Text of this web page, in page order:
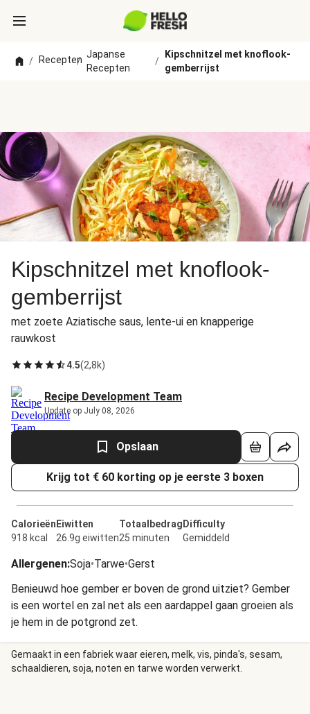
/ Recepten
/
Japanse
Recepten
/
Kipschnitzel met knoflook-
gemberrijst
Kipschnitzel met knoflook-
gemberrijst
met zoete Aziatische saus, lente-ui en knapperige
rauwkost
4.5(2,8k)
Recipe Development Team
Update op July 08, 2026
Opslaan
Krijg tot € 60 korting op je eerste 3 boxen
Calorieën
918 kcal
Eiwitten
26.9g eiwitten
Totaalbedrag
25 minuten
Difficulty
Gemiddeld
Allergenen:Soja•Tarwe•Gerst
Benieuwd hoe gember er boven de grond uitziet? Gember
is een wortel en zal net als een aardappel gaan groeien als
je hem in de potgrond zet.
Gemaakt in een fabriek waar eieren, melk, vis, pinda's, sesam,
schaaldieren, soja, noten en tarwe worden verwerkt.